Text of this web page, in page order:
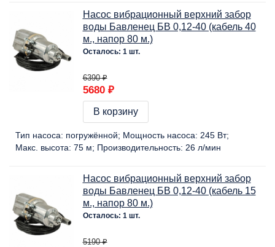
Насос вибрационный верхний забор
воды Бавленец БВ 0,12-40 (кабель 40
м., напор 80 м.)
Осталось: 1 шт.
6390 ₽
5680 ₽
В корзину
Тип насоса: погружённой Мощность насоса: 245 Вт
Макс. высота: 75 м Производительность: 26 л/мин
Насос вибрационный верхний забор
воды Бавленец БВ 0,12-40 (кабель 15
м., напор 80 м.)
Осталось: 1 шт.
5190 ₽